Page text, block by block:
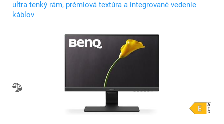
ultra tenký rám, prémiová textúra a integrované vedenie
káblov